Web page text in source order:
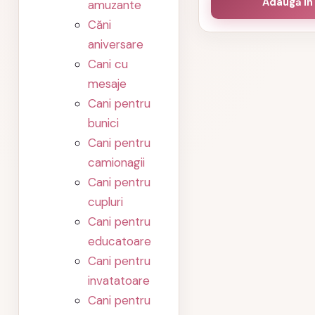
amuzante
Căni
aniversare
Cani cu
mesaje
Cani pentru
bunici
Cani pentru
camionagii
Cani pentru
cupluri
Cani pentru
educatoare
Cani pentru
invatatoare
Cani pentru